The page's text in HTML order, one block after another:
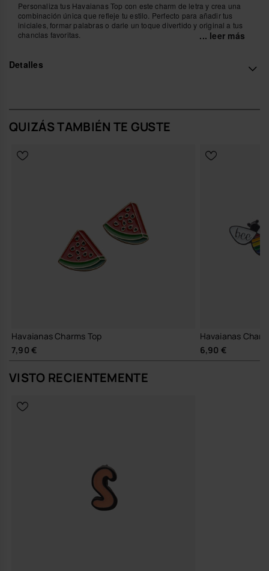
Personaliza tus Havaianas Top con este charm de letra y crea una
combinación única que refleje tu estilo. Perfecto para añadir tus
iniciales, formar palabras o darle un toque divertido y original a tus
chanclas favoritas.
tus Havaianas en un look aún más personal y creativo. Ideal para
Compra online en www.havaianas-store.com, la tienda oficial de
Havaianas en España, y lleva tu estilo al siguiente nivel.
... leer más
Detalles
QUIZÁS TAMBIÉN TE GUSTE
Havaianas Charms Top
7,90 €
Havaianas
6,90 €
VISTO RECIENTEMENTE